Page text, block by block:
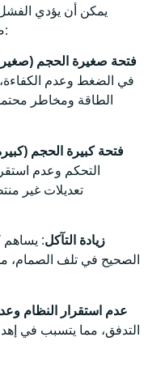
يمكن أن يؤدي
صحيح إلى حدوث مشكلات مختلفة:
فتحة صغيرة الحجم
في الضغط وعدم
الطاقة ومخاطر
فتحة كبيرة الحجم
التحكم وعدم
تعديلات غير
زيادة التآكل: يساهم
الصحيح في تلف الصمام،
عدم استقرار النظام
التدفق، مما يتسبب في